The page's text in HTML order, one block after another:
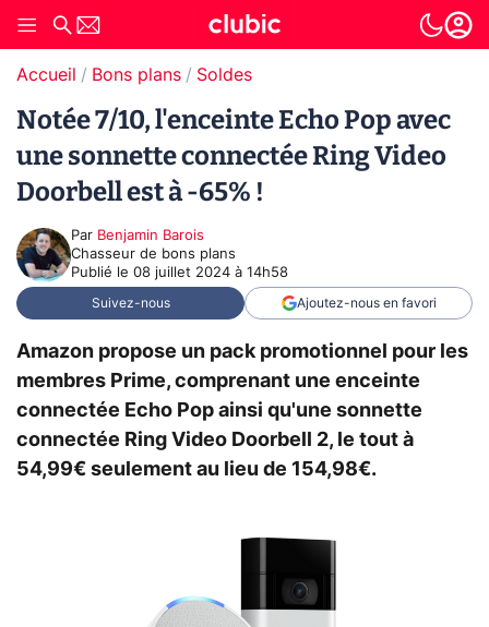
Accueil Bons plans Soldes
Notée 7/10, l'enceinte Echo Pop avec
une sonnette connectée Ring Video
Doorbell est à -65% !
Par Benjamin Barois
Chasseur de bons plans
Publié le 08 juillet 2024 à 14h58
Suivez-nous Ajoutez-nous en favori
Amazon propose un pack promotionnel pour les
membres Prime, comprenant une enceinte
connectée Echo Pop ainsi qu'une sonnette
connectée Ring Video Doorbell 2, le tout à
54,99€ seulement au lieu de 154,98€.